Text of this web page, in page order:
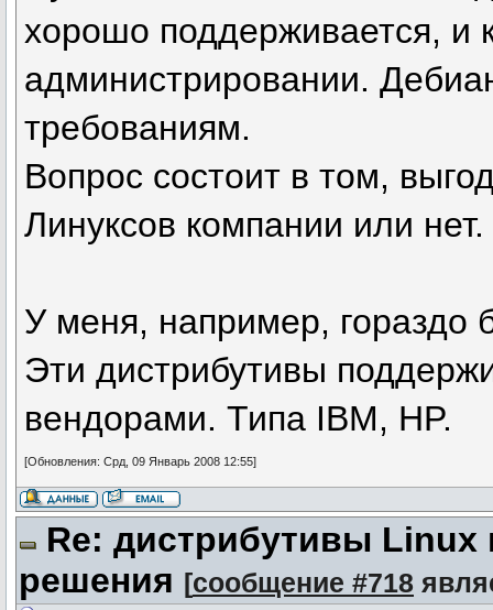
хорошо поддерживается, и
администрировании.
требованиям.
Вопрос состоит в том,
Линуксов компании или
У меня, например, гораздо
Эти дистрибутивы
вендорами. Типа IBM, HP.
[Обновления: Срд, 09 Январь 2008 12:55]
Re: дистрибутивы Linux
решения [сообщение #718